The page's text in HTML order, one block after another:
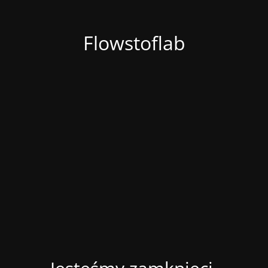
Flowstoflab